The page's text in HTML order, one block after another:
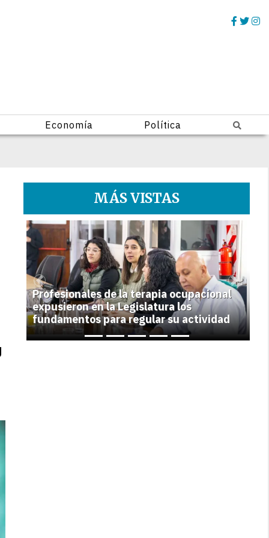
Economía Política
MÁS VISTAS
1
Profesionales de la terapia ocupacional
expusieron en la Legislatura los
fundamentos para regular su actividad
Previous Next